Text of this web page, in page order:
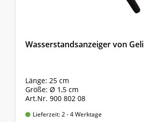
Wasserstandsanzeiger von Geli
Länge: 25 cm
Größe: Ø 1,5 cm
Art.Nr. 900 802 08
Lieferzeit: 2 - 4 Werktage